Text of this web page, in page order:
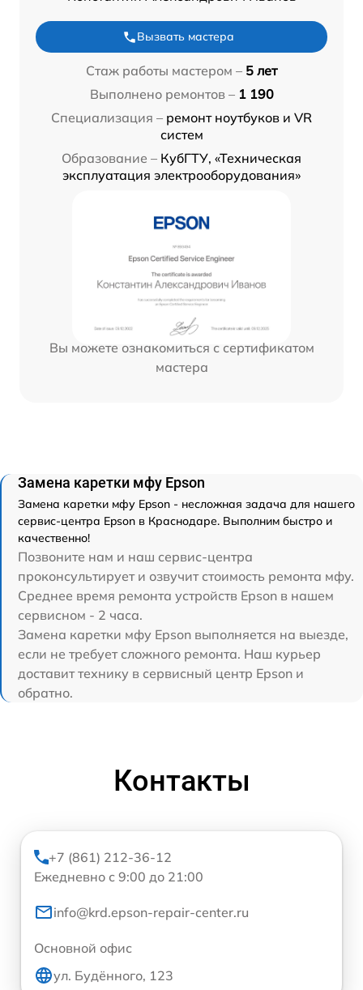
Вызвать мастера
Стаж работы мастером – 5 лет
Выполнено ремонтов – 1 190
Специализация – ремонт ноутбуков и VR
систем
Образование – КубГТУ, «Техническая
эксплуатация электрооборудования»
Вы можете ознакомиться с сертификатом
мастера
Замена каретки мфу Epson
Замена каретки мфу Epson - несложная задача для нашего
сервис-центра Epson в Краснодаре. Выполним быстро и
качественно!
Позвоните нам и наш сервис-центра
проконсультирует и озвучит стоимость ремонта мфу.
Среднее время ремонта устройств Epson в нашем
сервисном - 2 часа.
Замена каретки мфу Epson выполняется на выезде,
если не требует сложного ремонта. Наш курьер
доставит технику в сервисный центр Epson и
обратно.
Контакты
+7 (861) 212-36-12
Ежедневно с 9:00 до 21:00
info@krd.epson-repair-center.ru
Основной офис
ул. Будённого, 123